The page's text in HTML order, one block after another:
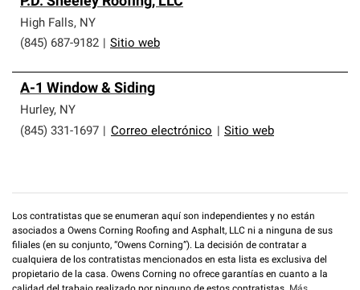
High Falls, NY
(845) 687-9182
Sitio web
A-1 Window & Siding
Hurley, NY
(845) 331-1697
Correo electrónico Sitio web
Los contratistas que se enumeran aquí son independientes y no están
asociados a Owens Corning Roofing and Asphalt, LLC ni a ninguna de sus
filiales (en su conjunto, “Owens Corning”). La decisión de contratar a
cualquiera de los contratistas mencionados en esta lista es exclusiva del
propietario de la casa. Owens Corning no ofrece garantías en cuanto a la